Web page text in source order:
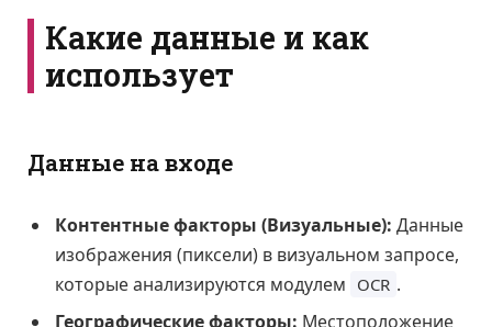
Какие данные и как
использует
Данные на входе
Контентные факторы (Визуальные): Данные
изображения (пиксели) в визуальном запросе,
которые анализируются модулем OCR .
Географические факторы: Местоположение